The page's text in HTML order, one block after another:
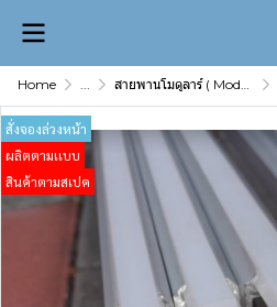
Home ... สายพานโมดูลาร์ ( Modular belt )
สั่งจองล่วงหน้า
ผลิตตามเเบบ
สินค้าตามสเปค